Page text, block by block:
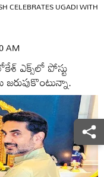
CELEBRATES UGADI
AM
ఎక్స్‌లో పోస్టు